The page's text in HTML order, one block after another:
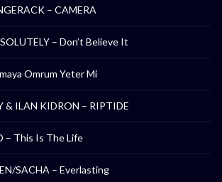
– CAMERA
– Don’t Believe It
Omrum Yeter Mi
& ILAN KIDRON – RIPTIDE
– This Is The Life
SACHA – Everlasting